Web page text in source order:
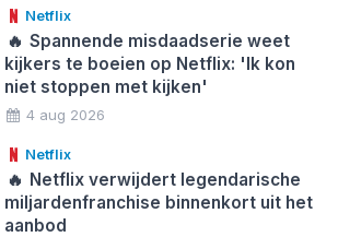
Netflix
🔥 Spannende misdaadserie weet
kijkers te boeien op Netflix: 'Ik kon
niet stoppen met kijken'
4 aug 2026
Netflix
🔥 Netflix verwijdert legendarische
miljardenfranchise binnenkort uit het
aanbod